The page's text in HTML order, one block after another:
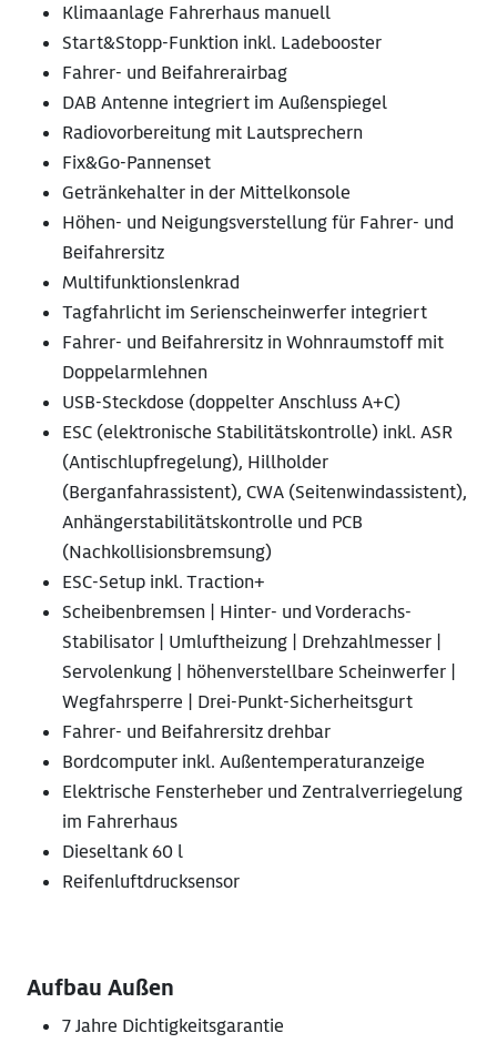
Klimaanlage Fahrerhaus manuell
Start&Stopp-Funktion inkl. Ladebooster
Fahrer- und Beifahrerairbag
DAB Antenne integriert im Außenspiegel
Radiovorbereitung mit Lautsprechern
Fix&Go-Pannenset
Getränkehalter in der Mittelkonsole
Höhen- und Neigungsverstellung für Fahrer- und
Beifahrersitz
Multifunktionslenkrad
Tagfahrlicht im Serienscheinwerfer integriert
Fahrer- und Beifahrersitz in Wohnraumstoff mit
Doppelarmlehnen
USB-Steckdose (doppelter Anschluss A+C)
ESC (elektronische Stabilitätskontrolle) inkl. ASR
(Antischlupfregelung), Hillholder
(Berganfahrassistent), CWA (Seitenwindassistent),
Anhängerstabilitätskontrolle und PCB
(Nachkollisionsbremsung)
ESC-Setup inkl. Traction+
Scheibenbremsen | Hinter- und Vorderachs-
Stabilisator | Umluftheizung | Drehzahlmesser |
Servolenkung | höhenverstellbare Scheinwerfer |
Wegfahrsperre | Drei-Punkt-Sicherheitsgurt
Fahrer- und Beifahrersitz drehbar
Bordcomputer inkl. Außentemperaturanzeige
Elektrische Fensterheber und Zentralverriegelung
im Fahrerhaus
Dieseltank 60 l
Reifenluftdrucksensor
Aufbau Außen
7 Jahre Dichtigkeitsgarantie